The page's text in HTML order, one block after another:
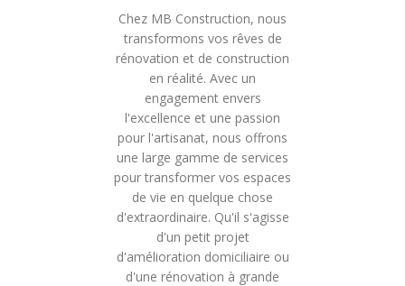
Chez MB Construction, nous
transformons vos rêves de
rénovation et de construction
en réalité. Avec un
engagement envers
l'excellence et une passion
pour l'artisanat, nous offrons
une large gamme de services
pour transformer vos espaces
de vie en quelque chose
d'extraordinaire. Qu'il s'agisse
d'un petit projet
d'amélioration domiciliaire ou
d'une rénovation à grande